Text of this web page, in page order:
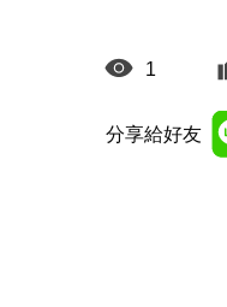
1
分享給好友